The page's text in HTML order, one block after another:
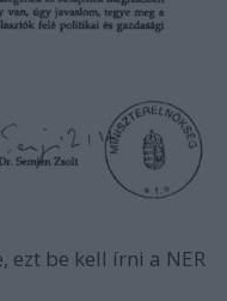
ezt be kell írni a NER